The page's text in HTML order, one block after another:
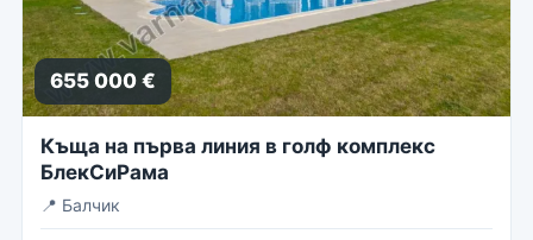
655 000 €
Къща на първа линия в голф комплекс
БлекСиРама
📍 Балчик